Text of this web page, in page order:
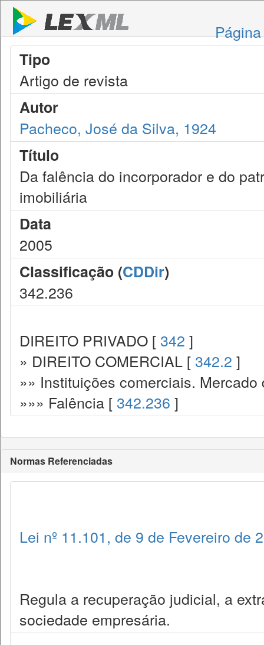
Tipo
Artigo de revista
Autor
Pacheco, José da Silva, 1924
Título
Da falência do incorporador e do
imobiliária
Data
2005
Classificação (CDDir)
342.236
DIREITO PRIVADO [ 342 ]
» DIREITO COMERCIAL [ 342.2 ]
»» Instituições comerciais.
»»» Falência [ 342.236 ]
Normas Referenciadas
Lei nº 11.101, de 9 de Fevereiro de
Regula a recuperação judicial, a
sociedade empresária.